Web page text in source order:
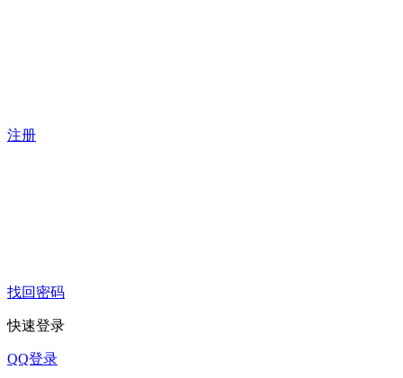
注册
找回密码
快速登录
QQ登录